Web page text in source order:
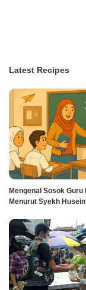
Latest Recipes
Mengenal Sosok Guru
Menurut Syekh